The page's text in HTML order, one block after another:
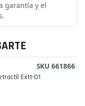
garantía y el
SKU 661866
Extt-01